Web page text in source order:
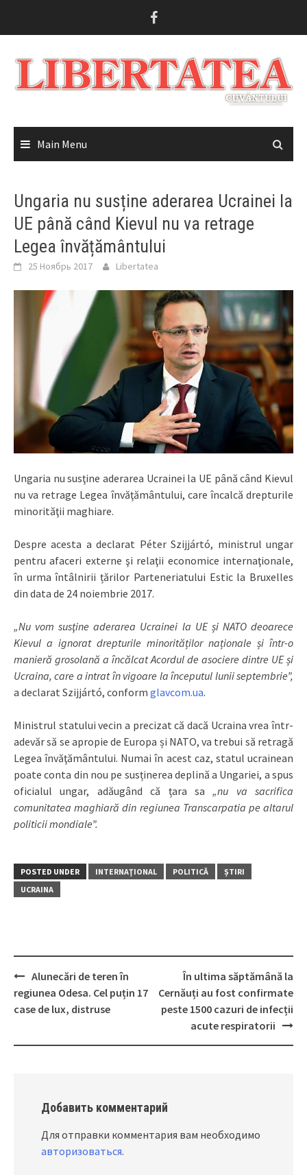
Main Menu
Ungaria nu susține aderarea Ucrainei la
UE până când Kievul nu va retrage
Legea învățământului
25 Ноябрь 2017 Libertatea
Ungaria nu susţine aderarea Ucrainei la UE până când Kievul
nu va retrage Legea învăţământului, care încalcă drepturile
minorităţii maghiare.
Despre acesta a declarat Péter Szijjártó, ministrul ungar
pentru afaceri externe şi relaţii economice internaţionale,
în urma întâlnirii țărilor Parteneriatului Estic la Bruxelles
din data de 24 noiembrie 2017.
„Nu vom susţine aderarea Ucrainei la UE și NATO deoarece
Kievul a ignorat drepturile minorităților naționale și într-o
manieră grosolană a încălcat Acordul de asociere dintre UE și
Ucraina, care a intrat în vigoare la începutul lunii septembrie”,
a declarat Szijjártó, conform glavcom.ua.
Ministrul statului vecin a precizat că dacă Ucraina vrea într-
adevăr să se apropie de Europa și NATO, va trebui să retragă
Legea învăţământului. Numai în acest caz, statul ucrainean
poate conta din nou pe susținerea deplină a Ungariei, a spus
oficialul ungar, adăugând că țara sa„nu va sacrifica
comunitatea maghiară din regiunea Transcarpatia pe altarul
politicii mondiale”.
POSTED UNDER INTERNAŢIONAL POLITICĂ
ȘTIRI
UCRAINA
Post
navigation
Alunecări de teren în
regiunea Odesa. Cel puțin 17
case de lux, distruse
În ultima săptămână la
Cernăuți au fost confirmate
peste 1500 cazuri de infecții
acute respiratorii
Добавить комментарий
Для отправки комментария вам необходимо
авторизоваться.